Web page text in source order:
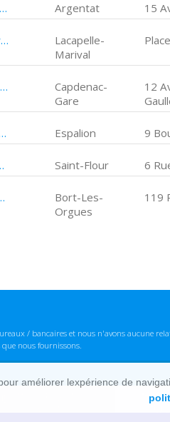
Banque Populaire Argentat 15 Avenue Henri Iv Argentat 15
Banque Populaire Lacapelle-Marival Place Du Fort
Lacapelle-
Marival
Banque Populaire Capdenac-Gare 12 Avenue Charles de Gaulle
Capdenac-
Gare
12
9 Boulevard de Guizard Espalion 9
La Collégiale Saint-Flour 6
Place Marmontel
Bort-Les-
Orgues
119
/ bancaires et nous n'avons aucune
nous fournissons.
améliorer lexpérience de